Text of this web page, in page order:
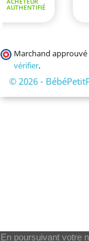
En poursuivant votre
Marchand approuvé
vérifier.
© 2026 -